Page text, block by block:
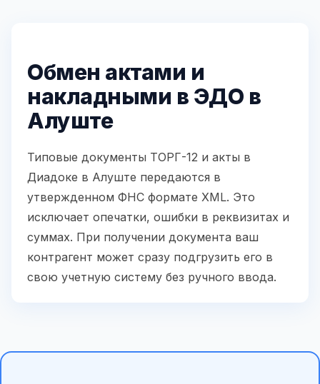
Обмен актами и
накладными в ЭДО в
Алуште
Типовые документы ТОРГ-12 и акты в
Диадоке в Алуште передаются в
утвержденном ФНС формате XML. Это
исключает опечатки, ошибки в реквизитах и
суммах. При получении документа ваш
контрагент может сразу подгрузить его в
свою учетную систему без ручного ввода.